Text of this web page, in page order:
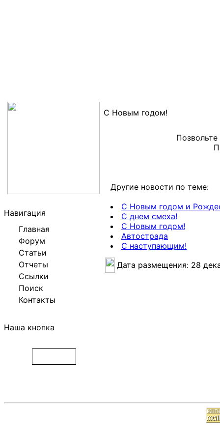
Навигация
Главная
Форум
Статьи
Отчеты
Ссылки
Поиск
Контакты
Наша кнопка
С Новым годом!
Другие новости по теме:
С Новым годом и
С днем смеха!
С Новым годом!
Автострада
С наступающим!
Дата размещения: 28